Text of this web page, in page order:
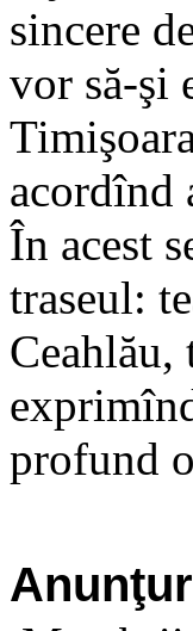
sincere
vor să-şi
acordînd
În acest
traseul:
profund